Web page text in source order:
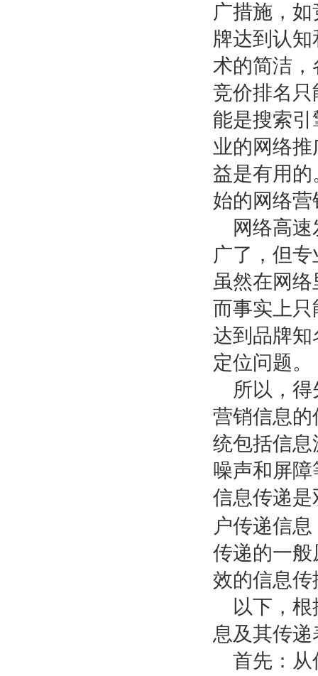
广措施，
牌达到认
术的简洁
竞价排名
能是搜索
业的网络
益是有用
始的网络
网络高
广了，但
虽然在网
而事实上
达到品牌
定位问题。
所以，
营销信息
统包括信
噪声和屏
信息传递
户传递信
传递的一
效的信息传
以下，
息及其传
首先：从